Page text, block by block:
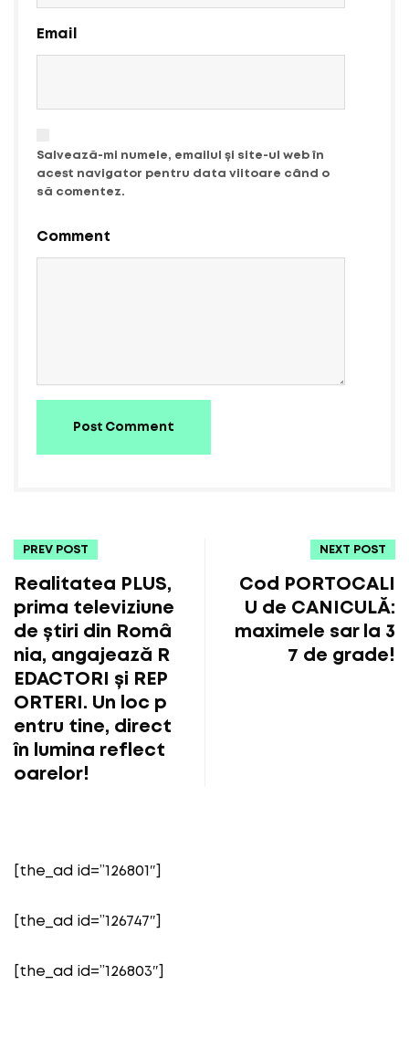
Email
Salvează-mi numele, emailul și site-ul web în
acest navigator pentru data viitoare când o
să comentez.
Comment
Post Comment
PREV POST
Realitatea PLUS,
prima televiziune
de știri din Româ
nia, angajează R
EDACTORI și REP
ORTERI. Un loc p
entru tine, direct
în lumina reflect
oarelor!
NEXT POST
Cod PORTOCALI
U de CANICULĂ:
maximele sar la 3
7 de grade!
[the_ad id=”126801″]
[the_ad id=”126747″]
[the_ad id=”126803″]